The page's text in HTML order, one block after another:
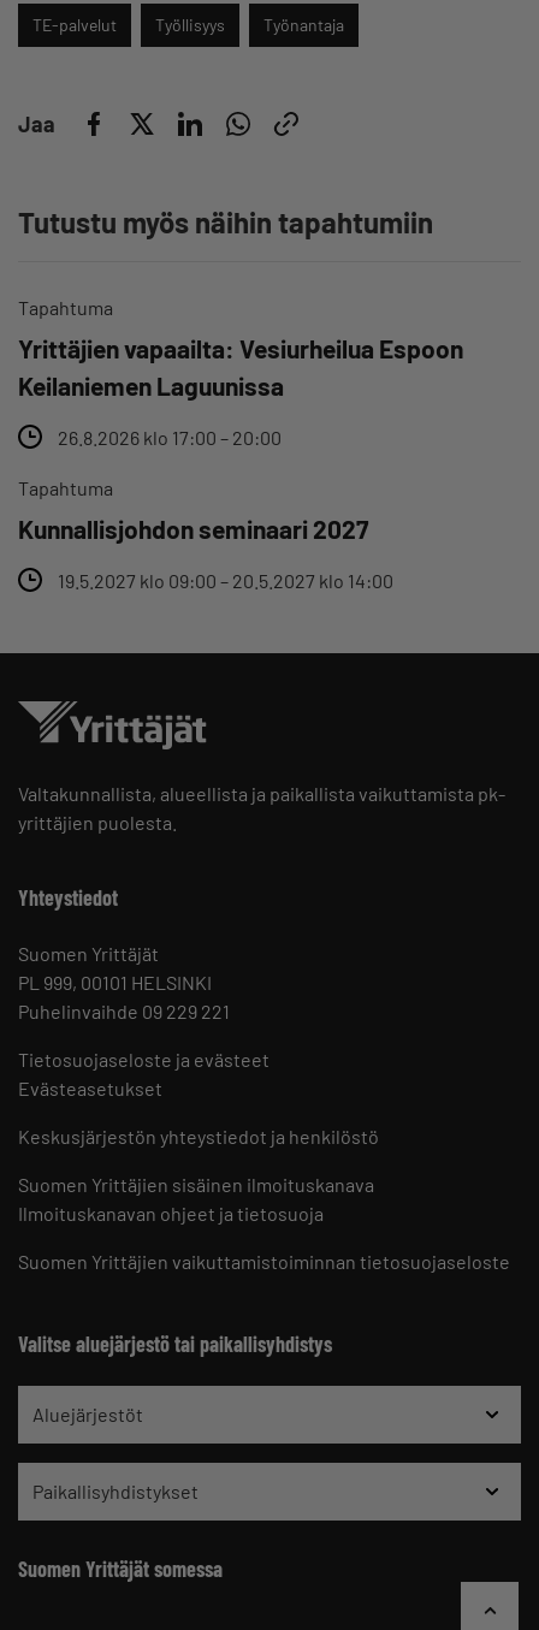
TE-palvelut Työllisyys Työnantaja
Jaa
Tutustu myös näihin tapahtumiin
Tapahtuma
Yrittäjien vapaailta: Vesiurheilua Espoon
Keilaniemen Laguunissa
26.8.2026 klo 17:00 – 20:00
Tapahtuma
Kunnallisjohdon seminaari 2027
19.5.2027 klo 09:00 – 20.5.2027 klo 14:00
Valtakunnallista, alueellista ja paikallista vaikuttamista pk-
yrittäjien puolesta.
Yhteystiedot
Suomen Yrittäjät
PL 999, 00101 HELSINKI
Puhelinvaihde 09 229 221
Tietosuojaseloste ja evästeet
Evästeasetukset
Keskusjärjestön yhteystiedot ja henkilöstö
Suomen Yrittäjien sisäinen ilmoituskanava
Ilmoituskanavan ohjeet ja tietosuoja
Suomen Yrittäjien vaikuttamistoiminnan tietosuojaseloste
Valitse aluejärjestö tai paikallisyhdistys
Aluejärjestöt
Paikallisyhdistykset
Suomen Yrittäjät somessa